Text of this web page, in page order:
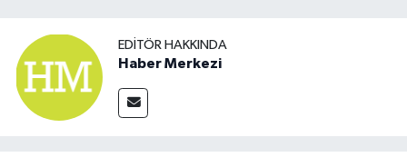
EDITÖR HAKKINDA
Haber Merkezi